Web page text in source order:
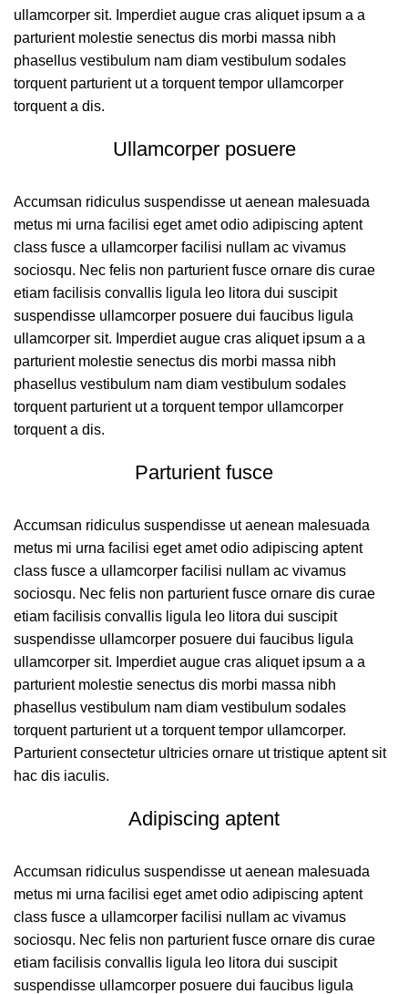
ullamcorper sit. Imperdiet augue cras aliquet ipsum a a
parturient molestie senectus dis morbi massa nibh
phasellus vestibulum nam diam vestibulum sodales
torquent parturient ut a torquent tempor ullamcorper
torquent a dis.
Ullamcorper posuere
Accumsan ridiculus suspendisse ut aenean malesuada
metus mi urna facilisi eget amet odio adipiscing aptent
class fusce a ullamcorper facilisi nullam ac vivamus
sociosqu. Nec felis non parturient fusce ornare dis curae
etiam facilisis convallis ligula leo litora dui suscipit
suspendisse ullamcorper posuere dui faucibus ligula
ullamcorper sit. Imperdiet augue cras aliquet ipsum a a
parturient molestie senectus dis morbi massa nibh
phasellus vestibulum nam diam vestibulum sodales
torquent parturient ut a torquent tempor ullamcorper
torquent a dis.
Parturient fusce
Accumsan ridiculus suspendisse ut aenean malesuada
metus mi urna facilisi eget amet odio adipiscing aptent
class fusce a ullamcorper facilisi nullam ac vivamus
sociosqu. Nec felis non parturient fusce ornare dis curae
etiam facilisis convallis ligula leo litora dui suscipit
suspendisse ullamcorper posuere dui faucibus ligula
ullamcorper sit. Imperdiet augue cras aliquet ipsum a a
parturient molestie senectus dis morbi massa nibh
phasellus vestibulum nam diam vestibulum sodales
torquent parturient ut a torquent tempor ullamcorper.
Parturient consectetur ultricies ornare ut tristique aptent sit
hac dis iaculis.
Adipiscing aptent
Accumsan ridiculus suspendisse ut aenean malesuada
metus mi urna facilisi eget amet odio adipiscing aptent
class fusce a ullamcorper facilisi nullam ac vivamus
sociosqu. Nec felis non parturient fusce ornare dis curae
etiam facilisis convallis ligula leo litora dui suscipit
suspendisse ullamcorper posuere dui faucibus ligula